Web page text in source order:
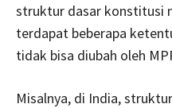
struktur dasar konstitusi
terdapat beberapa
tidak bisa diubah oleh
Misalnya, di India,